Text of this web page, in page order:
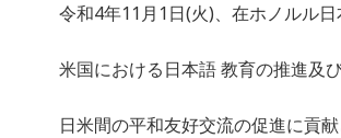
令和4年11月1日(火)、在ホノルル日
米国における日本語 教育の推進及び
日米間の平和友好交流の促進に貢献